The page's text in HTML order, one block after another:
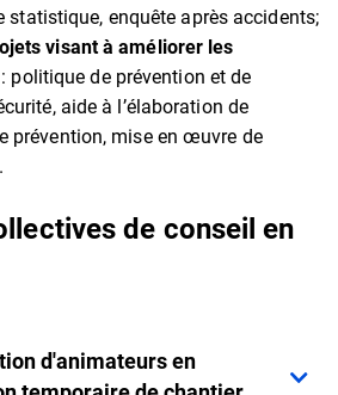
statistique, enquête après accidents;
visant à améliorer les
: politique de prévention et de
aide à l’élaboration de
prévention, mise en œuvre de
de conseil en
d'animateurs en